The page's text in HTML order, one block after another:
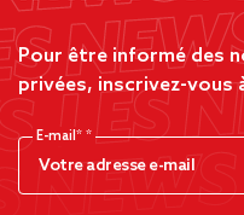
Pour être informé des
privées, inscrivez-vous
E-mail*